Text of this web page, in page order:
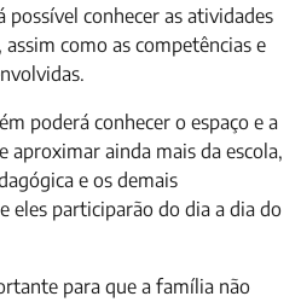
possível conhecer as atividades
como as competências e
poderá conhecer o espaço e a
aproximar ainda mais da escola,
e os demais
eles participarão do dia a dia do
para que a família não